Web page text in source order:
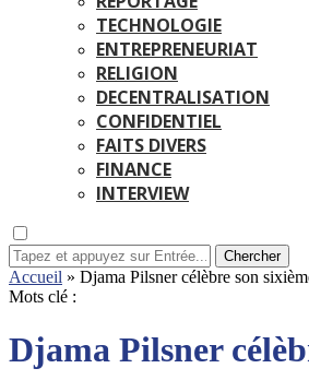
TECHNOLOGIE
ENTREPRENEURIAT
RELIGION
DECENTRALISATION
CONFIDENTIEL
FAITS DIVERS
FINANCE
INTERVIEW
Chercher
Accueil » Djama Pilsner célèbre son
Mots clé :
Djama Pilsner